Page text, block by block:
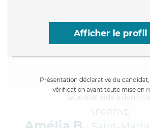
Afficher le profil
Présentation déclarative du
vérification avant toute mise en
SPORTIVE